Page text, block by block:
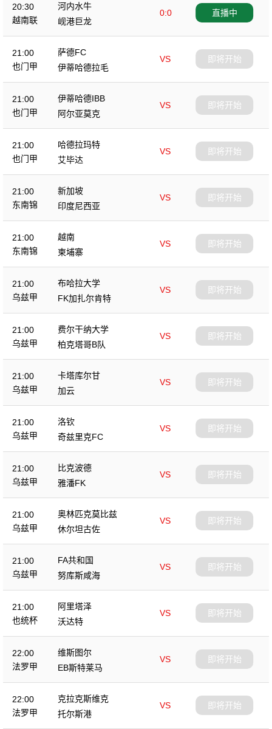
20:30
越南联
河内水牛
0:0
岘港巨龙
直播中
21:00
也门甲
萨德FC
VS
伊蒂哈德拉毛
即将开始
21:00
也门甲
伊蒂哈德IBB
VS
阿尔亚莫克
即将开始
21:00
也门甲
哈德拉玛特
VS
艾毕达
即将开始
21:00
东南锦
新加坡
VS
印度尼西亚
即将开始
21:00
东南锦
越南
VS
柬埔寨
即将开始
21:00
乌兹甲
布哈拉大学
VS
FK加扎尔肯特
即将开始
21:00
乌兹甲
费尔干纳大学
VS
柏克塔哥B队
即将开始
21:00
乌兹甲
卡塔库尔甘
VS
加云
即将开始
21:00
乌兹甲
洛钦
VS
奇兹里克FC
即将开始
21:00
乌兹甲
比克波德
VS
雅潘FK
即将开始
21:00
乌兹甲
奥林匹克莫比兹
VS
休尔坦古佐
即将开始
21:00
乌兹甲
FA共和国
VS
努库斯咸海
即将开始
21:00
也统杯
阿里塔泽
VS
沃达特
即将开始
22:00
法罗甲
维斯图尔
VS
EB斯特莱马
即将开始
22:00
法罗甲
克拉克斯维克
VS
托尔斯港
即将开始